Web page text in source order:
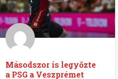
Másodszor is legyőzte
a PSG a Veszprémet